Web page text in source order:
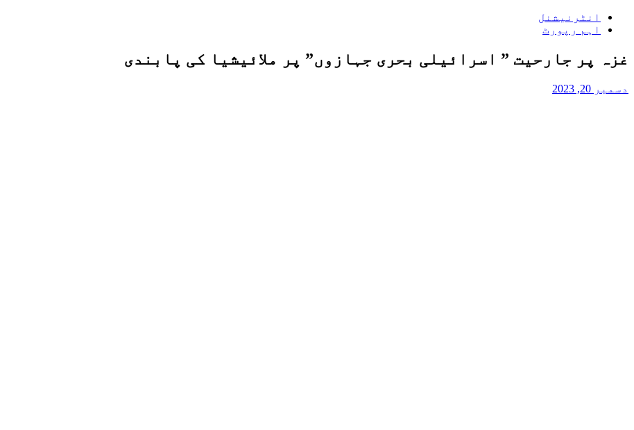
انٹرنیشنل
اہم رپورٹ
غزہ پر جارحیت ” اسرائیلی بحری جہازوں” پر ملائیشیا کی پابندی
دسمبر 20, 2023